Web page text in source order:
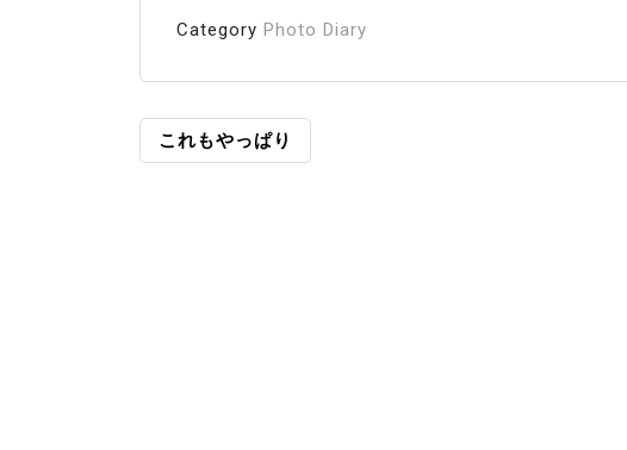
Category Photo Diary
投
これもやっぱり